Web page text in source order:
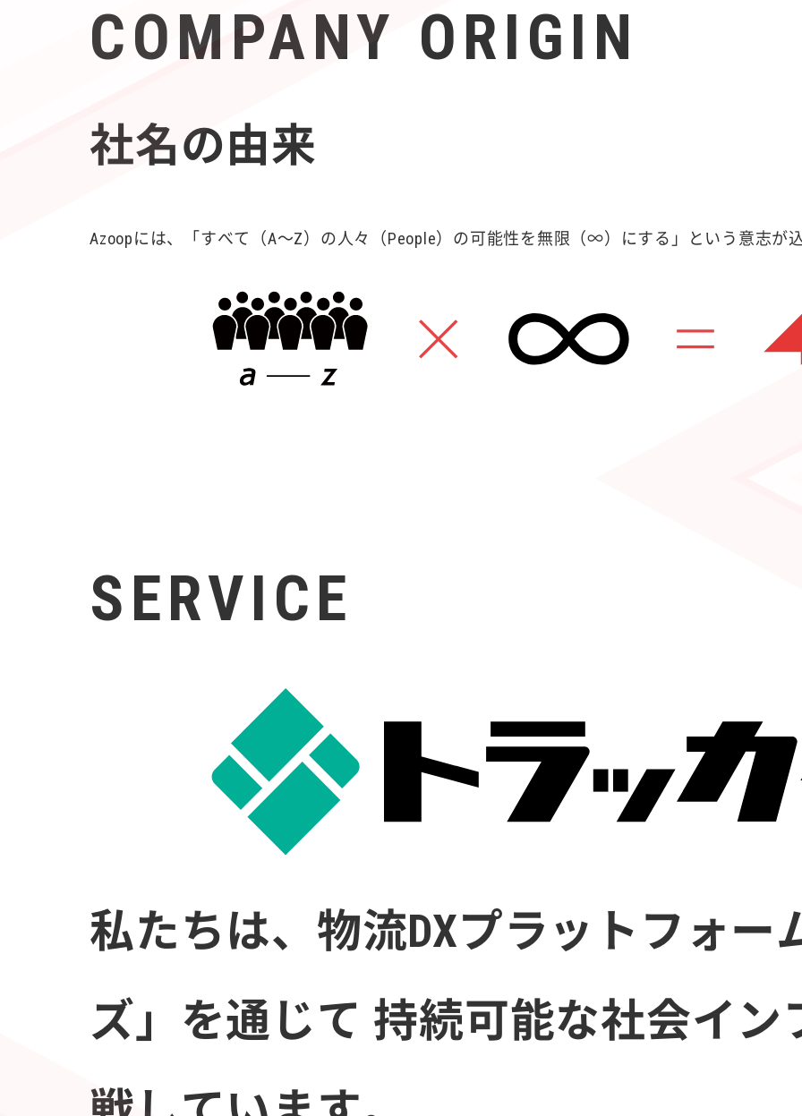
COMPANY ORIGIN
社名の由来
Azoopには、「すべて（A〜Z）の人々（People）の可能性を無限（∞）にする」という意志が
SERVICE
私たちは、物流DXプラットフォー
ズ」を通じて 持続可能な社会イン